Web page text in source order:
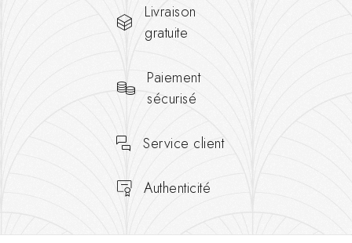
Livraison
gratuite
Paiement
sécurisé
Service client
Authenticité